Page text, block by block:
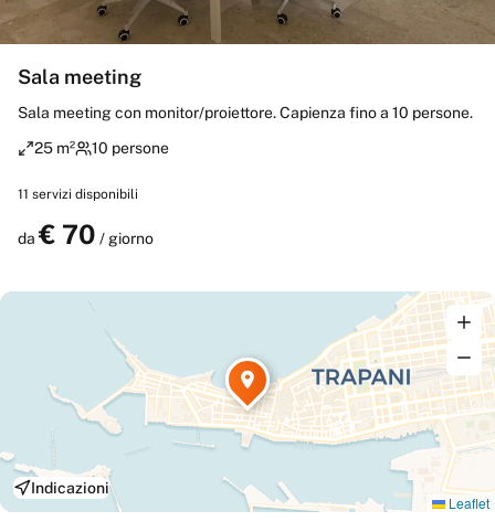
Sala meeting
Sala meeting con monitor/proiettore. Capienza fino a 10 persone.
25 m²
10 persone
11 servizi disponibili
da € 70 / giorno
Leaflet
Indicazioni